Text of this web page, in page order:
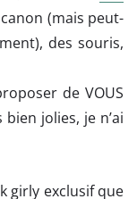
(mais peut-
des souris,
de VOUS
jolies, je n’ai
girly exclusif que